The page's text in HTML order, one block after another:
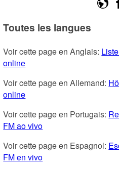
Toutes les langues
Voir cette page en Anglais:
online
Voir cette page en Allemand:
online
Voir cette page en Portugais:
FM ao vivo
Voir cette page en Espagnol:
FM en vivo